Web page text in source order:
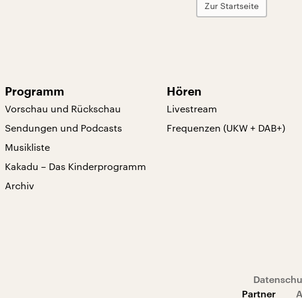
Zur Startseite
Programm
Vorschau und Rückschau
Sendungen und Podcasts
Musikliste
Kakadu – Das Kinderprogramm
Archiv
Hören
Livestream
Frequenzen (UKW + DAB+)
Partner